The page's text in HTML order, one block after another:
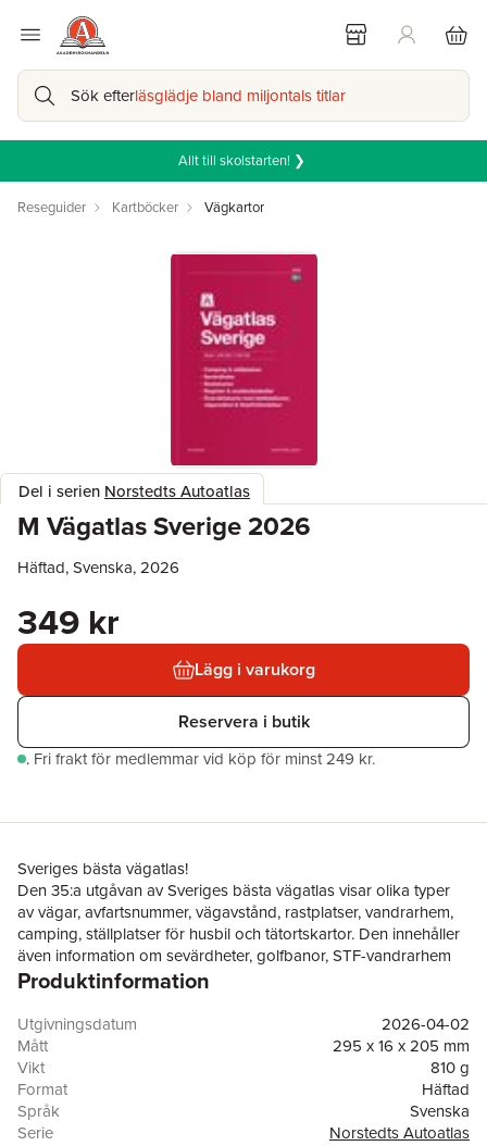
Sök efterläsglädje bland miljontals titlar
Allt till skolstarten! ❯
Reseguider Kartböcker Vägkartor
Del i serien Norstedts Autoatlas
M Vägatlas Sverige 2026
Häftad, Svenska, 2026
349 kr
Lägg i varukorg
Reservera i butik
. Fri frakt för medlemmar vid köp för minst 249 kr.
Sveriges bästa vägatlas!
Den 35:a utgåvan av Sveriges bästa vägatlas visar olika typer
av vägar, avfartsnummer, vägavstånd, rastplatser, vandrarhem,
camping, ställplatser för husbil och tätortskartor. Den innehåller
även information om sevärdheter, golfbanor, STF-vandrarhem
samt översiktskartor med laddstationer, avstånd och
nöjesparker och svenska världsarv. Atlasen avslutas med en
förteckning över vanligt förekommande vägmärken,
fordonsmärkning för farligt gods och ett utförligt ortsregister.
Allt du förväntar dig av en bra atlas och lite till!
Produktinformation
Utgivningsdatum
2026-04-02
Mått
295 x 16 x 205 mm
Vikt
810 g
Format
Häftad
Språk
Svenska
Serie
Norstedts Autoatlas